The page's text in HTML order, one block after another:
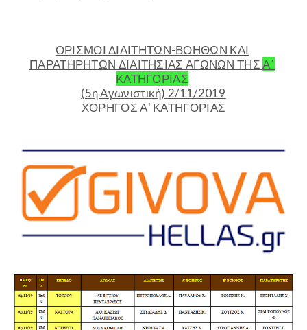
ΟΡΙΣΜΟΙ ΔΙΑΙΤΗΤΩΝ-ΒΟΗΘΩΝ ΚΑΙ
ΠΑΡΑΤΗΡΗΤΩΝ ΔΙΑΙΤΗΣΙΑΣ ΑΓΩΝΩΝ ΤΗΣΑ΄
ΚΑΤΗΓΟΡΙΑΣ
(5η Αγωνιστική) 2/11/2019
ΧΟΡΗΓΟΣ Α' ΚΑΤΗΓΟΡΙΑΣ